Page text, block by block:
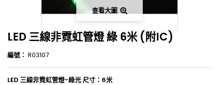
查看大圖
LED 三線非霓虹管燈 綠 6米 (附IC)
編號： R03107
LED 三線非霓虹管燈-綠光 尺寸：6米